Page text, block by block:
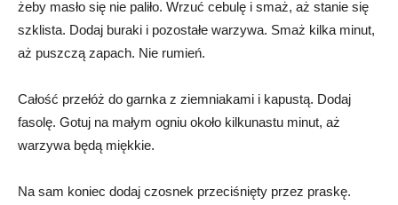
żeby masło się nie paliło. Wrzuć cebulę i smaż, aż stanie się
szklista. Dodaj buraki i pozostałe warzywa. Smaż kilka minut,
aż puszczą zapach. Nie rumień.
Całość przełóż do garnka z ziemniakami i kapustą. Dodaj
fasolę. Gotuj na małym ogniu około kilkunastu minut, aż
warzywa będą miękkie.
Na sam koniec dodaj czosnek przeciśnięty przez praskę.